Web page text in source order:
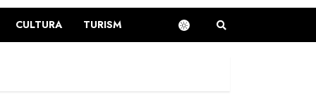
CULTURA TURISM